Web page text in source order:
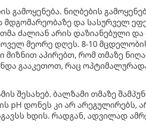
გამოყენება. ნიღბების
და სასურველ
ძალიან არის დაზიანებული
მეორე დღეს. 8-10
აპირებთ, რომ თმაზე
გააკეთოთ, რაც
შესახებ. ბალზამი თმაზე
pH დონეს კი არ არეგულირებს,
ხდის. რადგან, ადვილად